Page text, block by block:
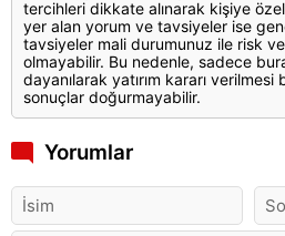
tercihleri dikkate alınarak kişiye
yer alan yorum ve tavsiyeler ise
tavsiyeler mali durumunuz ile risk
olmayabilir. Bu nedenle, sadece
dayanılarak yatırım kararı
sonuçlar doğurmayabilir.
Yorumlar